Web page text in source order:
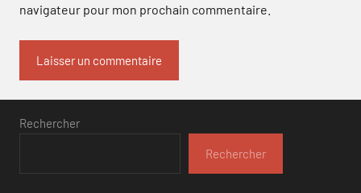
navigateur pour mon prochain commentaire.
Rechercher
Rechercher